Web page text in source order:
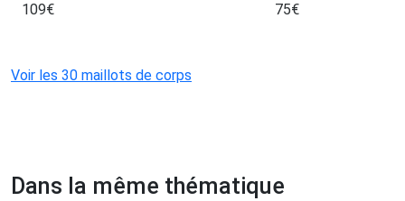
109€
75€
Voir les 30 maillots de corps
Dans la même thématique